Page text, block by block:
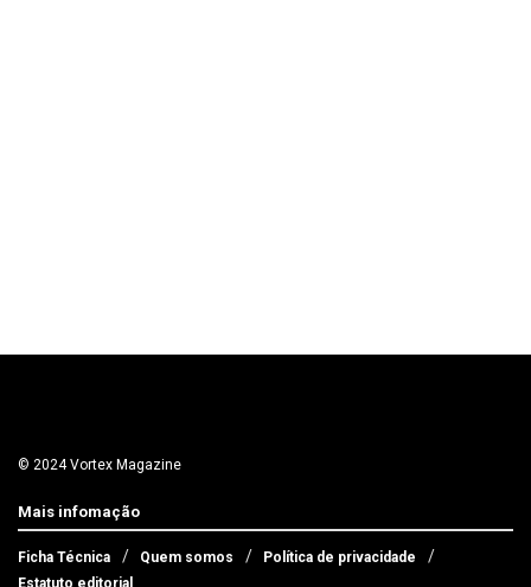
© 2024 Vortex Magazine
Mais infomação
Ficha Técnica Quem somos
Política de privacidade
Estatuto editorial